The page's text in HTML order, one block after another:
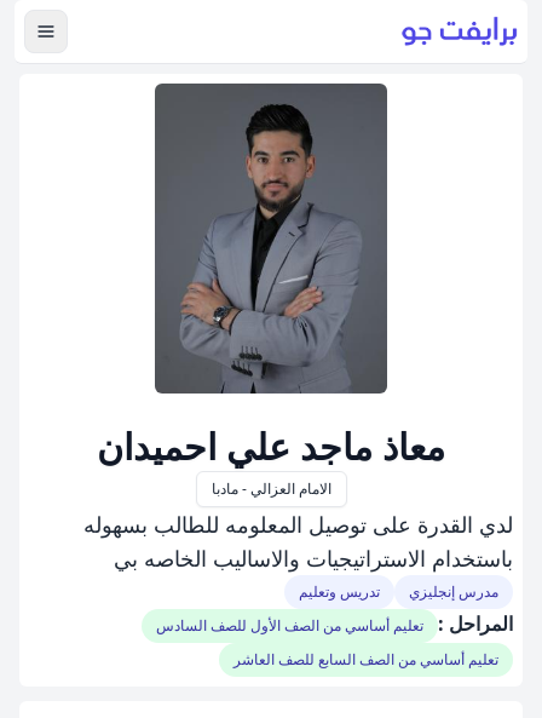
عرض
معاذ ماجد علي احميدان
الامام العزالي - مادبا
لدي القدرة على توصيل المعلومه للطالب بسهوله
باستخدام الاستراتيجيات والاساليب الخاصه بي
مدرس إنجليزي تدريس وتعليم
المراحل :
تعليم أساسي من الصف الأول للصف السادس
تعليم أساسي من الصف السابع للصف العاشر